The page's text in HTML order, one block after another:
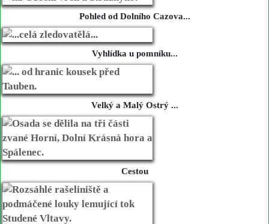
Pohled od Dolního Cazova...
Vyhlídka u pomníku...
Velký a Malý Ostrý ...
Cestou